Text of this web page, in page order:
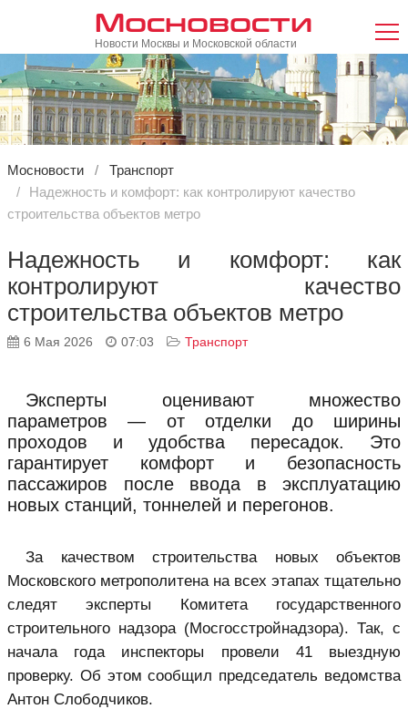
Мосновости
Новости Москвы и Московской области
Мосновости
Транспорт
Надежность и комфорт: как контролируют качество
строительства объектов метро
Надежность и комфорт: как
контролируют качество
строительства объектов метро
6 Мая 2026 07:03 Транспорт
Эксперты оценивают множество
параметров — от отделки до ширины
проходов и удобства пересадок. Это
гарантирует комфорт и безопасность
пассажиров после ввода в эксплуатацию
новых станций, тоннелей и перегонов.
За качеством строительства новых объектов
Московского метрополитена на всех этапах тщательно
следят эксперты Комитета государственного
строительного надзора (Мосгосстройнадзора). Так, с
начала года инспекторы провели 41 выездную
проверку. Об этом сообщил председатель ведомства
Антон Слободчиков.